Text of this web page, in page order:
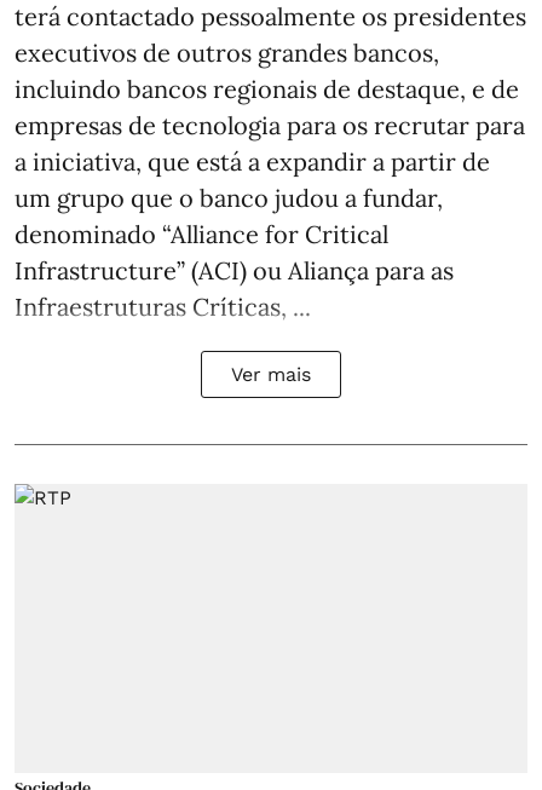
terá contactado pessoalmente os presidentes
executivos de outros grandes bancos,
incluindo bancos regionais de destaque, e de
empresas de tecnologia para os recrutar para
a iniciativa, que está a expandir a partir de
um grupo que o banco judou a fundar,
denominado “Alliance for Critical
Infrastructure” (ACI) ou Aliança para as
Infraestruturas Críticas, ...
Ver mais